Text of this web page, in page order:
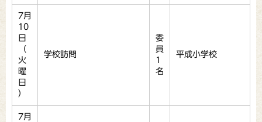
7月
10
日
（
火
曜
日
）
学校訪問
委
員
1
名
平成小学校
7月